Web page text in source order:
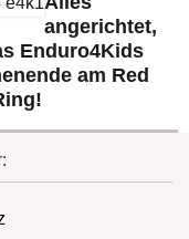
angerichtet,
Enduro4Kids
am Red